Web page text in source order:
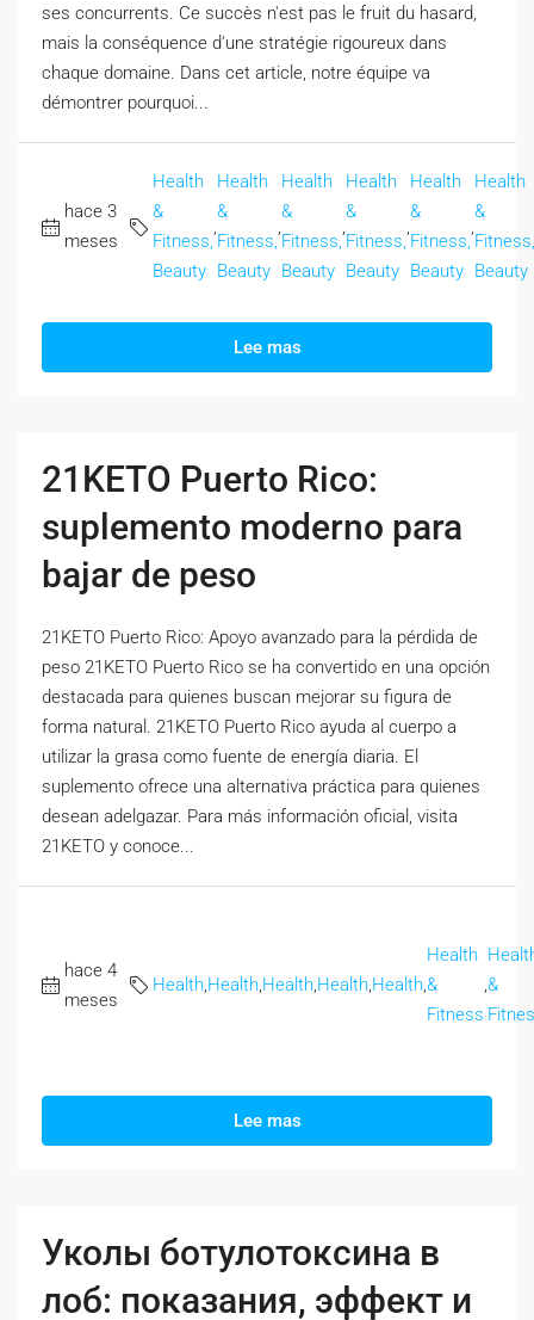
ses concurrents. Ce succès n'est pas le fruit du hasard,
mais la conséquence d'une stratégie rigoureux dans
chaque domaine. Dans cet article, notre équipe va
démontrer pourquoi...
hace 3
meses
Health
&
Fitness,
Beauty
Health
&
Fitness,
Beauty
Health
&
Fitness,
Beauty
Health
&
Fitness,
Beauty
Health
&
Fitness,
Beauty
Health
&
Fitness,
Beauty
Lee mas
21KETO Puerto Rico:
suplemento moderno para
bajar de peso
21KETO Puerto Rico: Apoyo avanzado para la pérdida de
peso 21KETO Puerto Rico se ha convertido en una opción
destacada para quienes buscan mejorar su figura de
forma natural. 21KETO Puerto Rico ayuda al cuerpo a
utilizar la grasa como fuente de energía diaria. El
suplemento ofrece una alternativa práctica para quienes
desean adelgazar. Para más información oficial, visita
21KETO y conoce...
hace 4
meses
Health,Health,Health,Health,Health,
Health
&
Fitness
,&
Lee mas
Уколы ботулотоксина в
лоб: показания, эффект и